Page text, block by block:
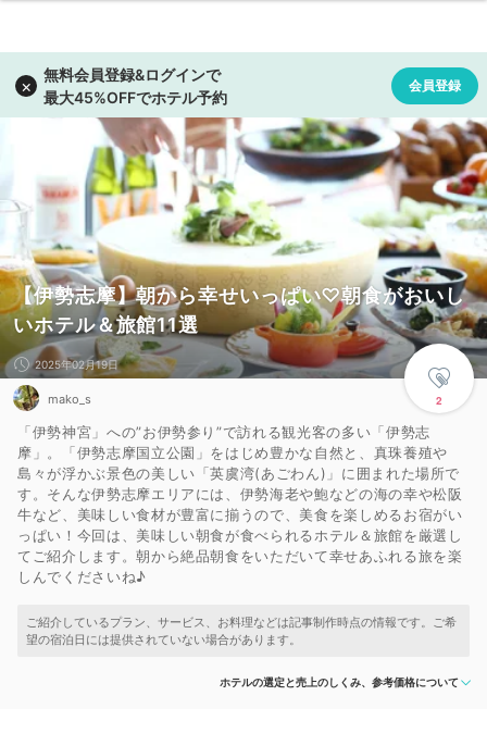
【伊勢志摩】朝から幸せいっぱい♡朝食がおいし
いホテル＆旅館11選
2
2025年02月19日
mako_s
「伊勢神宮」への”お伊勢参り”で訪れる観光客の多い「伊勢志
摩」。「伊勢志摩国立公園」をはじめ豊かな自然と、真珠養殖や
島々が浮かぶ景色の美しい「英虞湾(あごわん)」に囲まれた場所で
す。そんな伊勢志摩エリアには、伊勢海老や鮑などの海の幸や松阪
牛など、美味しい食材が豊富に揃うので、美食を楽しめるお宿がい
っぱい！今回は、美味しい朝食が食べられるホテル＆旅館を厳選し
てご紹介します。朝から絶品朝食をいただいて幸せあふれる旅を楽
しんでくださいね♪
ホテルの選定と売上のしくみ、参考価格について